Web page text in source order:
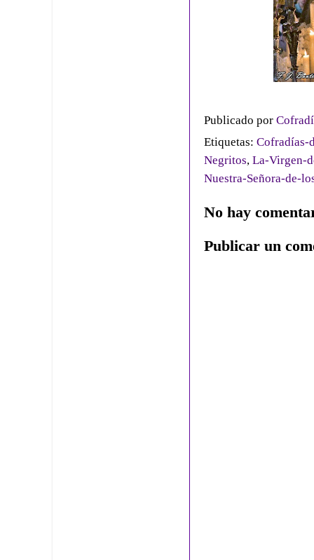
Publicado por
Etiquetas: Cofradías-
Negritos, La-Virgen-
Nuestra-Señora-de-
No hay
Publicar un